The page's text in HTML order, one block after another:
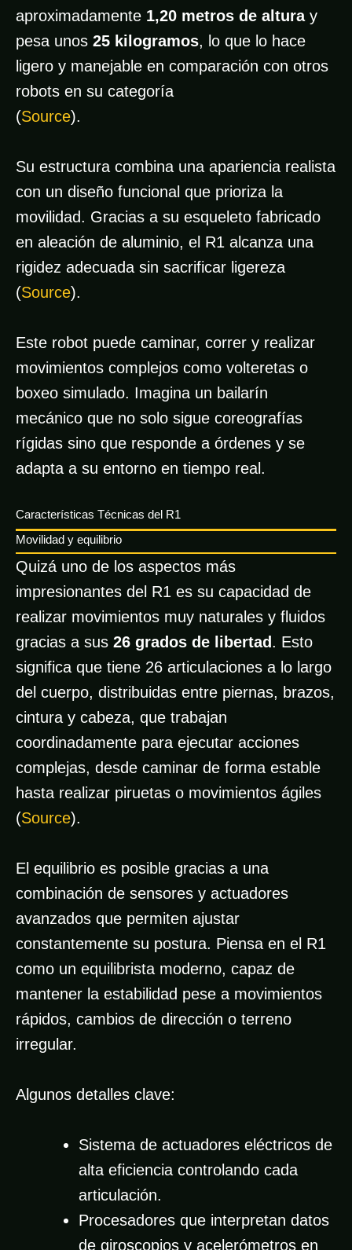
aproximadamente 1,20 metros de alturay
pesa unos 25 kilogramos, lo que lo hace
ligero y manejable en comparación con otros
robots en su categoría
(Source).
Su estructura combina una apariencia realista
con un diseño funcional que prioriza la
movilidad. Gracias a su esqueleto fabricado
en aleación de aluminio, el R1 alcanza una
rigidez adecuada sin sacrificar ligereza
(Source).
Este robot puede caminar, correr y realizar
movimientos complejos como volteretas o
boxeo simulado. Imagina un bailarín
mecánico que no solo sigue coreografías
rígidas sino que responde a órdenes y se
adapta a su entorno en tiempo real.
Características Técnicas del R1
Movilidad y equilibrio
Quizá uno de los aspectos más
impresionantes del R1 es su capacidad de
realizar movimientos muy naturales y fluidos
gracias a sus 26 grados de libertad. Esto
significa que tiene 26 articulaciones a lo largo
del cuerpo, distribuidas entre piernas, brazos,
cintura y cabeza, que trabajan
coordinadamente para ejecutar acciones
complejas, desde caminar de forma estable
hasta realizar piruetas o movimientos ágiles
(Source).
El equilibrio es posible gracias a una
combinación de sensores y actuadores
avanzados que permiten ajustar
constantemente su postura. Piensa en el R1
como un equilibrista moderno, capaz de
mantener la estabilidad pese a movimientos
rápidos, cambios de dirección o terreno
irregular.
Algunos detalles clave:
Sistema de actuadores eléctricos de
alta eficiencia controlando cada
articulación.
Procesadores que interpretan datos
de giroscopios y acelerómetros en